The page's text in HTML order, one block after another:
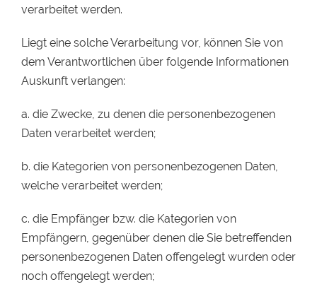
verarbeitet werden.
Liegt eine solche Verarbeitung vor, können Sie von
dem Verantwortlichen über folgende Informationen
Auskunft verlangen:
a. die Zwecke, zu denen die personenbezogenen
Daten verarbeitet werden;
b. die Kategorien von personenbezogenen Daten,
welche verarbeitet werden;
c. die Empfänger bzw. die Kategorien von
Empfängern, gegenüber denen die Sie betreffenden
personenbezogenen Daten offengelegt wurden oder
noch offengelegt werden;